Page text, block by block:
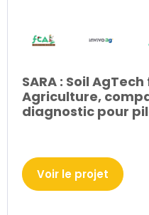
SARA : Soil
Agriculture,
diagnostic pour
Voir le projet